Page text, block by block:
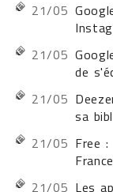
21/05
21/05
de
21/05
sa
21/05 Free
21/05 Les